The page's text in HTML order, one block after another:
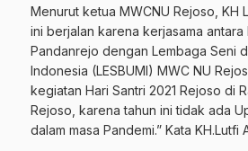
Menurut ketua MWCNU Rejoso, KH
ini berjalan karena kerjasama antara
Pandanrejo dengan Lembaga Seni
Indonesia (LESBUMI) MWC NU
kegiatan Hari Santri 2021 Rejoso di
Rejoso, karena tahun ini tidak ada
dalam masa Pandemi.” Kata KH.Lutfi